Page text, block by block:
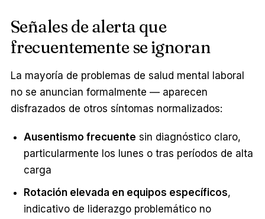
Señales de alerta que
frecuentemente se ignoran
La mayoría de problemas de salud mental laboral
no se anuncian formalmente — aparecen
disfrazados de otros síntomas normalizados:
Ausentismo frecuente sin diagnóstico claro,
particularmente los lunes o tras períodos de alta
carga
Rotación elevada en equipos específicos,
indicativo de liderazgo problemático no